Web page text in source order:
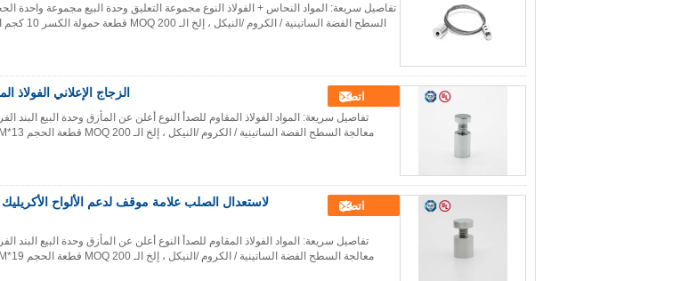
تفاصيل سريعة: المواد النحاس + الفولاذ النوع مجموعة التعليق وحدة البيع مجموعة واحدة
السطح الفضة الساتينية / الكروم /النيكل ، إلخ الـ MOQ 200 قطعة حمولة الكسر 10 كجم العينة Fالعينة المتا...
الزجاج الإعلاني الفولاذ اتصل
تفاصيل سريعة: المواد الفولاذ المقاوم للصدأ النوع أعلن عن المأزق وحدة البيع البند
معالجة السطح الفضة الساتينية / الكروم /النيكل ، إلخ الـ MOQ 200 قطعة الحجم 13*23MM العينة Fالعينة المتا...
لاستعدال الصلب علامة موقف لدعم الألواح
اتصل
تفاصيل سريعة: المواد الفولاذ المقاوم للصدأ النوع أعلن عن المأزق وحدة البيع البند
معالجة السطح الفضة الساتينية / الكروم /النيكل ، إلخ الـ MOQ 200 قطعة الحجم 19*25MM العينة Fالعينة المتا...